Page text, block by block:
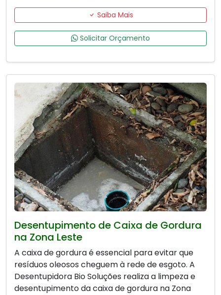
Saiba Mais
Solicitar Orçamento
Desentupimento de Caixa de Gordura
na Zona Leste
A caixa de gordura é essencial para evitar que
resíduos oleosos cheguem à rede de esgoto. A
Desentupidora Bio Soluções realiza a limpeza e
desentupimento da caixa de gordura na Zona